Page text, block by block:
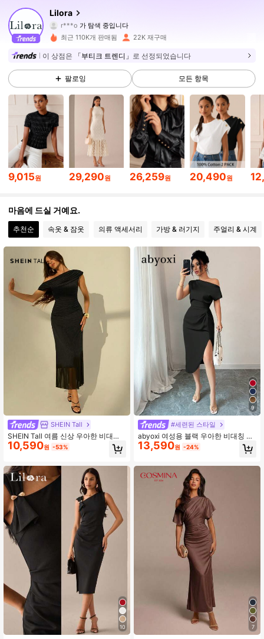
Lilora
r***o 가 탐색 중입니다
4.80
145K 팔로워
4.80 145K 팔로워
4.80 145K 팔로워
4.80 145K 팔로워
4.80 145K 팔로워
4.80 145K 팔로워
4.80 145K 팔로워
145K 팔로워
최근 110K개 판매됨 22K 재구매
이 상점은 「부티크 트렌디」 로 선정되었습니다
팔로잉 모든 항목
9,015원 29,290원 26,259원 20,490원
마음에 드실 거예요.
추천순 속옷 & 잠옷 의류 액세서리 가방 & 러기지 주얼리 & 시계
SHEIN Tall
SHEIN Tall 여름 신상 우아한 비대칭
어깨 반팔 플리츠 허리 니트 드레스,
일상 착용 및 행사에 적합한 다용도 블
10,590원 -53%
10
9
#세련된 스타일
abyoxi 여성용 블랙 우아한 비대칭 네
크라인 허리 수제 플리츠 섹시 새틴 드
레스, 데이트, 생일 파티, 결혼식, 홈커
13,590원 -24%
7